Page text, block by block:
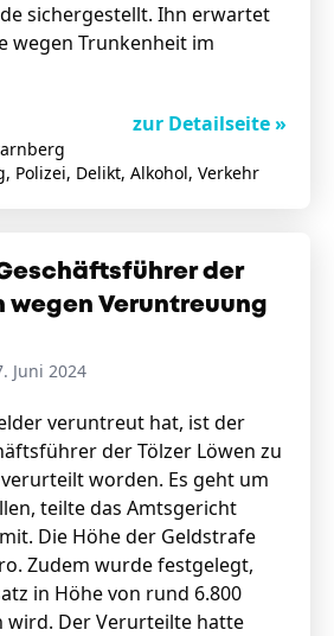
sichergestellt. Ihn erwartet
wegen Trunkenheit im
zur Detailseite »
Polizei, Delikt, Alkohol, Verkehr
der
wegen Veruntreuung
Juni 2024
veruntreut hat, ist der
der Tölzer Löwen zu
worden. Es geht um
teilte das Amtsgericht
Die Höhe der Geldstrafe
Zudem wurde festgelegt,
in Höhe von rund 6.800
wird. Der Verurteilte hatte